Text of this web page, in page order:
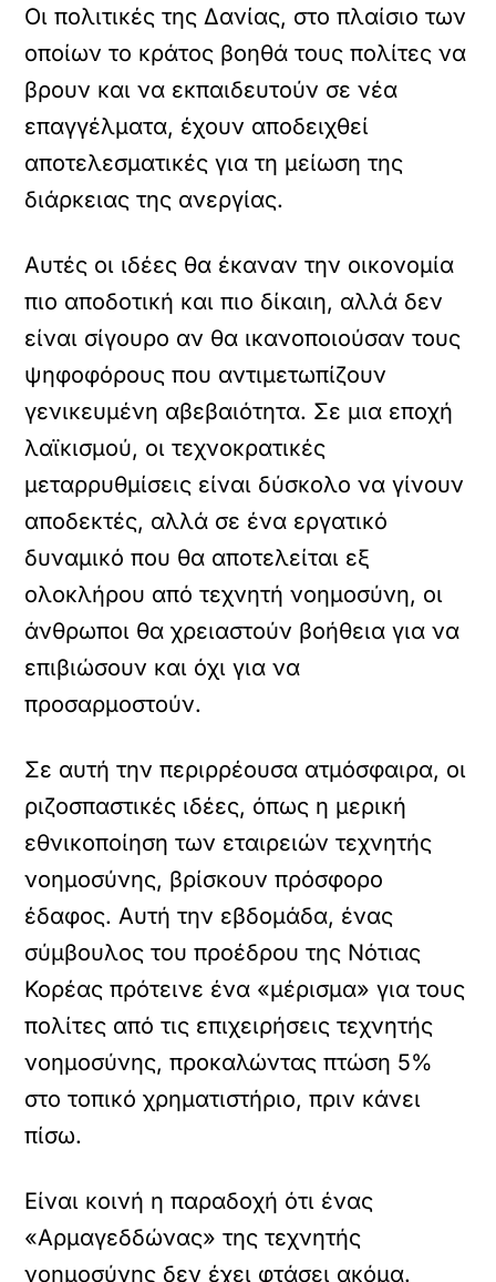
Οι πολιτικές της Δανίας, στο πλαίσιο των
οποίων το κράτος βοηθά τους πολίτες να
βρουν και να εκπαιδευτούν σε νέα
επαγγέλματα, έχουν αποδειχθεί
αποτελεσματικές για τη μείωση της
διάρκειας της ανεργίας.
Αυτές οι ιδέες θα έκαναν την οικονομία
πιο αποδοτική και πιο δίκαιη, αλλά δεν
είναι σίγουρο αν θα ικανοποιούσαν τους
ψηφοφόρους που αντιμετωπίζουν
γενικευμένη αβεβαιότητα. Σε μια εποχή
λαϊκισμού, οι τεχνοκρατικές
μεταρρυθμίσεις είναι δύσκολο να γίνουν
αποδεκτές, αλλά σε ένα εργατικό
δυναμικό που θα αποτελείται εξ
ολοκλήρου από τεχνητή νοημοσύνη, οι
άνθρωποι θα χρειαστούν βοήθεια για να
επιβιώσουν και όχι για να
προσαρμοστούν.
Σε αυτή την περιρρέουσα ατμόσφαιρα, οι
ριζοσπαστικές ιδέες, όπως η μερική
εθνικοποίηση των εταιρειών τεχνητής
νοημοσύνης, βρίσκουν πρόσφορο
έδαφος. Αυτή την εβδομάδα, ένας
σύμβουλος του προέδρου της Νότιας
Κορέας πρότεινε ένα «μέρισμα» για τους
πολίτες από τις επιχειρήσεις τεχνητής
νοημοσύνης, προκαλώντας πτώση 5%
στο τοπικό χρηματιστήριο, πριν κάνει
πίσω.
Είναι κοινή η παραδοχή ότι ένας
«Αρμαγεδδώνας» της τεχνητής
νοημοσύνης δεν έχει φτάσει ακόμα.